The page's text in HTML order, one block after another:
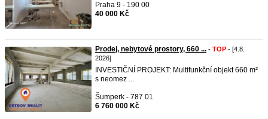
Praha 9 - 190 00
40 000 Kč
Prodej, nebytové prostory, 660 ... - TOP - [4.8.
2026]
INVESTIČNÍ PROJEKT: Multifunkční objekt 660 m²
s neomez ...
Šumperk - 787 01
6 760 000 Kč